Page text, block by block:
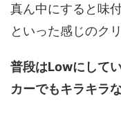
真ん中にすると味
といった感じのク
普段はLowにして
カーでもキラキラ